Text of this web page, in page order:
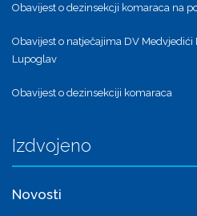
Obavijest o dezinsekcji komaraca na
Obavijest o natječajima DV
Lupoglav
Obavijest o dezinsekciji komaraca
Izdvojeno
Novosti